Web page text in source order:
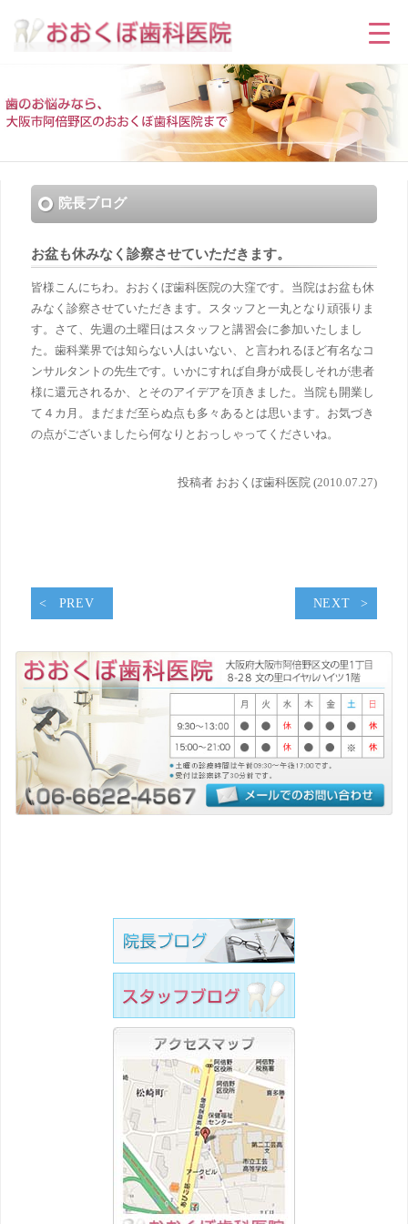
院長ブログ
お盆も休みなく診察させていただきます。
皆様こんにちわ。おおくぼ歯科医院の大窪です。当院はお盆も休
みなく診察させていただきます。スタッフと一丸となり頑張りま
す。さて、先週の土曜日はスタッフと講習会に参加いたしまし
た。歯科業界では知らない人はいない、と言われるほど有名なコ
ンサルタントの先生です。いかにすれば自身が成長しそれが患者
様に還元されるか、とそのアイデアを頂きました。当院も開業し
て４カ月。まだまだ至らぬ点も多々あるとは思います。お気づき
の点がございましたら何なりとおっしゃってくださいね。
投稿者 おおくぼ歯科医院 (2010.07.27)
PREV NEXT